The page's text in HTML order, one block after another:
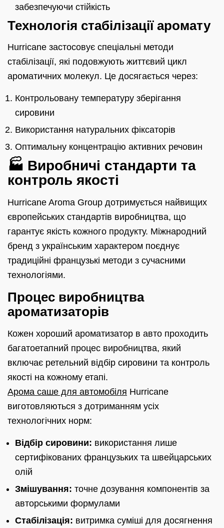
забезпечуючи стійкість
Технологія стабілізації аромату
Hurricane застосовує спеціальні методи
стабілізації, які подовжують життєвий цикл
ароматичних молекул. Це досягається через:
Контрольовану температуру зберігання
сировини
Використання натуральних фіксаторів
Оптимальну концентрацію активних речовин
🏭 Виробничі стандарти та
контроль якості
Hurricane Aroma Group дотримується найвищих
європейських стандартів виробництва, що
гарантує якість кожного продукту. Міжнародний
бренд з українським характером поєднує
традиційні французькі методи з сучасними
технологіями.
Процес виробництва
ароматизаторів
Кожен хороший ароматизатор в авто проходить
багатоетапний процес виробництва, який
включає ретельний відбір сировини та контроль
якості на кожному етапі.
Арома саше для автомобіля Hurricane
виготовляються з дотриманням усіх
технологічних норм:
Відбір сировини: використання лише
сертифікованих французьких та швейцарських
олій
Змішування: точне дозування компонентів за
авторськими формулами
Стабілізація: витримка суміші для досягнення